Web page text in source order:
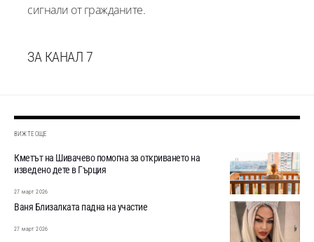
сигнали от гражданите.
ЗА КАНАЛ 7
ВИЖТЕ ОЩЕ
Кметът на Шивачево помогна за откриването на
изведено дете в Гърция
27 март 2026
Ваня Близалката падна на участие
27 март 2026